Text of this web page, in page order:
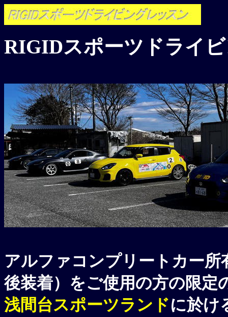
RIGIDスポーツドライ
アルファコンプリートカー
後装着）をご使用の方の限定
浅間台スポーツランドに於け